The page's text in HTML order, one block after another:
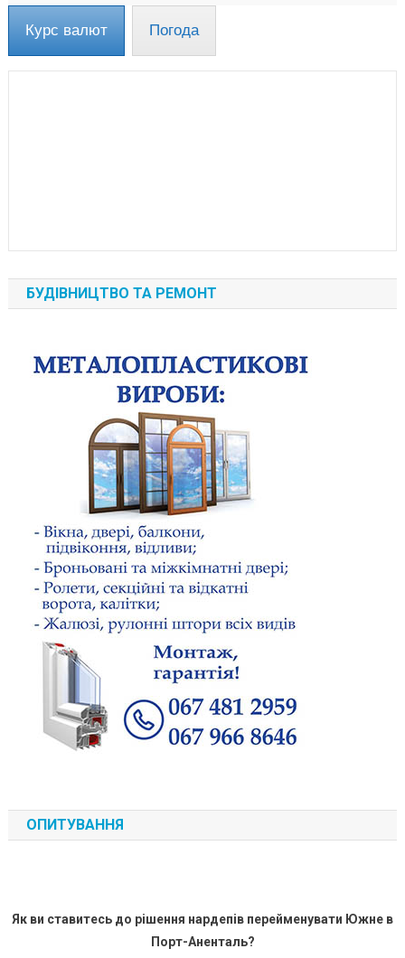
Курс валют Погода
БУДІВНИЦТВО ТА РЕМОНТ
ОПИТУВАННЯ
Як ви ставитесь до рішення нардепів перейменувати Южне в
Порт-Аненталь?